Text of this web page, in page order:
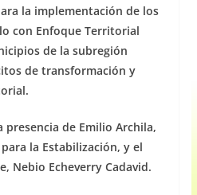
la implementación de los
con Enfoque Territorial
de la subregión
de transformación y
de Emilio Archila,
la Estabilización, y el
Nebio Echeverry Cadavid.